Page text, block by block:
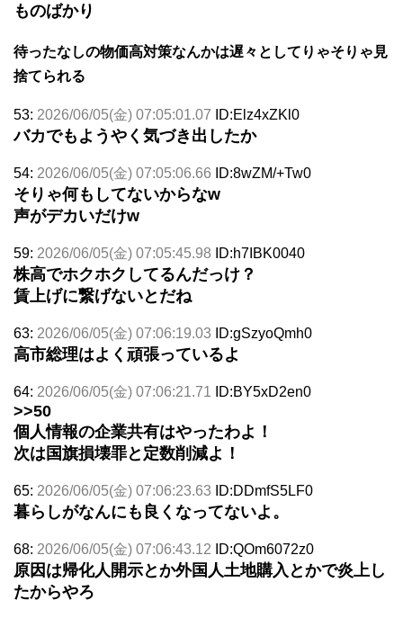
ものばかり
待ったなしの物価高対策なんかは遅々としてりゃそりゃ見
捨てられる
53: 2026/06/05(金) 07:05:01.07 ID:Elz4xZKl0
バカでもようやく気づき出したか
54: 2026/06/05(金) 07:05:06.66 ID:8wZM/+Tw0
そりゃ何もしてないからなw
声がデカいだけw
59: 2026/06/05(金) 07:05:45.98 ID:h7IBK0040
株高でホクホクしてるんだっけ？
賃上げに繋げないとだね
63: 2026/06/05(金) 07:06:19.03 ID:gSzyoQmh0
高市総理はよく頑張っているよ
64: 2026/06/05(金) 07:06:21.71 ID:BY5xD2en0
>>50
個人情報の企業共有はやったわよ！
次は国旗損壊罪と定数削減よ！
65: 2026/06/05(金) 07:06:23.63 ID:DDmfS5LF0
暮らしがなんにも良くなってないよ。
68: 2026/06/05(金) 07:06:43.12 ID:QOm6072z0
原因は帰化人開示とか外国人土地購入とかで炎上し
たからやろ